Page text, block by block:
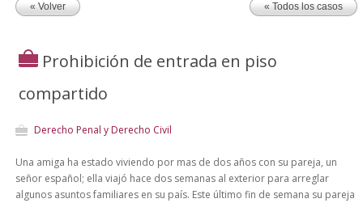
« Volver « Todos los casos
Prohibición de entrada en piso
compartido
Derecho Penal y Derecho Civil
Una amiga ha estado viviendo por mas de dos años con su pareja, un
señor español; ella viajó hace dos semanas al exterior para arreglar
algunos asuntos familiares en su país. Este último fin de semana su pareja